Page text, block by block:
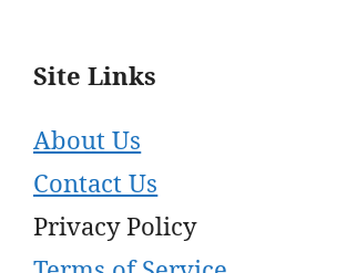
Site Links
About Us
Contact Us
Privacy Policy